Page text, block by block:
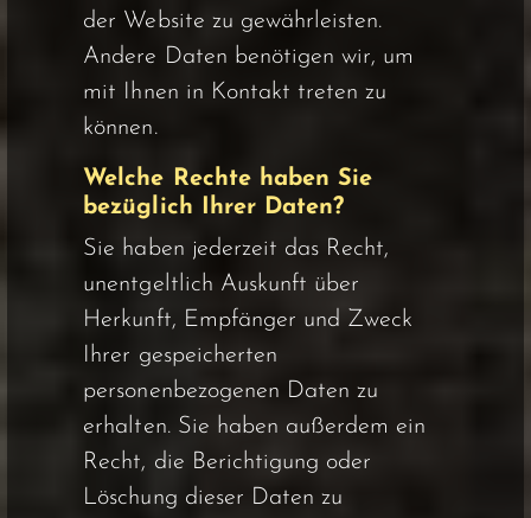
der Website zu gewährleisten.
Andere Daten benötigen wir, um
mit Ihnen in Kontakt treten zu
können.
Welche Rechte haben Sie
bezüglich Ihrer Daten?
Sie haben jederzeit das Recht,
unentgeltlich Auskunft über
Herkunft, Empfänger und Zweck
Ihrer gespeicherten
personenbezogenen Daten zu
erhalten. Sie haben außerdem ein
Recht, die Berichtigung oder
Löschung dieser Daten zu